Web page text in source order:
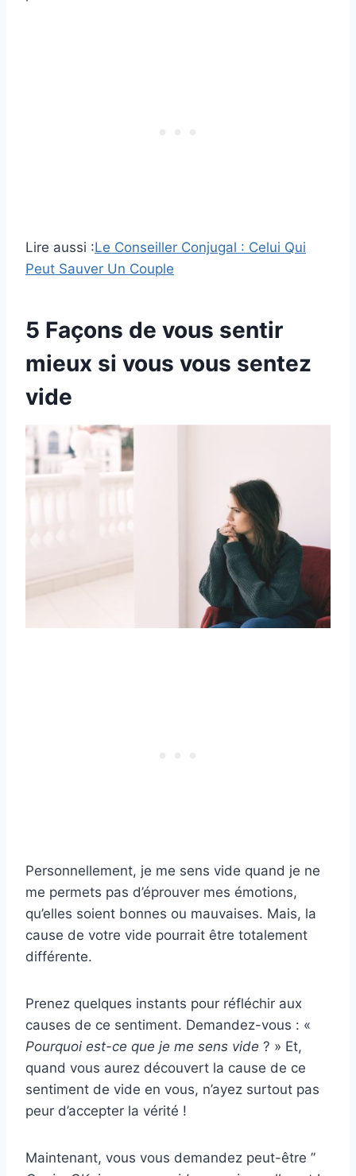
Lire aussi :Le Conseiller Conjugal : Celui Qui
Peut Sauver Un Couple
5 Façons de vous sentir
mieux si vous vous sentez
vide
Personnellement, je me sens vide quand je ne
me permets pas d’éprouver mes émotions,
qu’elles soient bonnes ou mauvaises. Mais, la
cause de votre vide pourrait être totalement
différente.
Prenez quelques instants pour réfléchir aux
causes de ce sentiment. Demandez-vous : «
Pourquoi est-ce que je me sens vide ? » Et,
quand vous aurez découvert la cause de ce
sentiment de vide en vous, n’ayez surtout pas
peur d’accepter la vérité !
Maintenant, vous vous demandez peut-être ”